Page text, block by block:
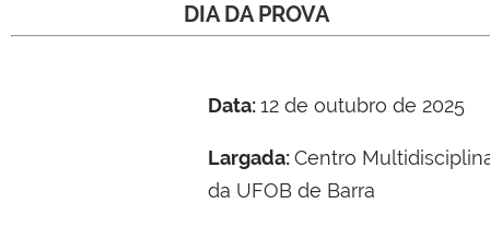
DIA DA PROVA
Data:12 de outubro de 2025
Largada:Centro
da UFOB de Barra